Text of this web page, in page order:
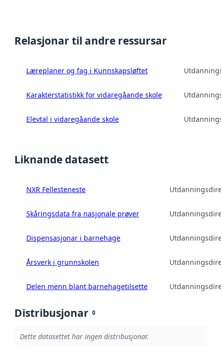
Relasjonar til andre ressursar
Læreplaner og fag i Kunnskapsløftet
Karakterstatistikk for vidaregåande skole
Elevtal i vidaregåande skole
Liknande datasett
NXR Fellesteneste
Skåringsdata fra nasjonale prøver
Dispensasjonar i barnehage
Årsverk i grunnskolen
Delen menn blant barnehagetilsette
Distribusjonar 0
Dette datasettet har ingen distribusjonar.